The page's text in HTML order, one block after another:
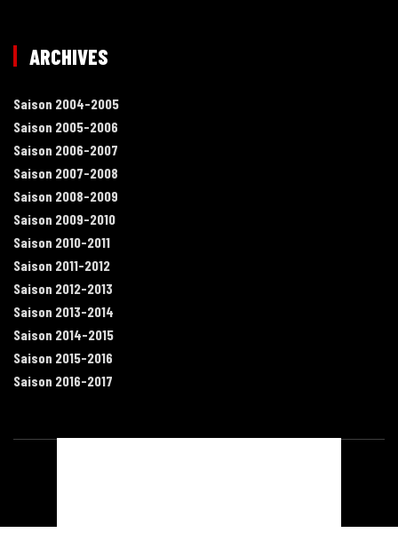
ARCHIVES
Saison 2004-2005
Saison 2005-2006
Saison 2006-2007
Saison 2007-2008
Saison 2008-2009
Saison 2009-2010
Saison 2010-2011
Saison 2011-2012
Saison 2012-2013
Saison 2013-2014
Saison 2014-2015
Saison 2015-2016
Saison 2016-2017